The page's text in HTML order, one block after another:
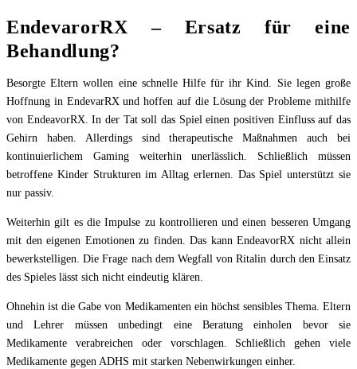
EndevarorRX – Ersatz für eine
Behandlung?
Besorgte Eltern wollen eine schnelle Hilfe für ihr Kind. Sie legen große
Hoffnung in EndevarRX und hoffen auf die Lösung der Probleme mithilfe
von EndeavorRX. In der Tat soll das Spiel einen positiven Einfluss auf das
Gehirn haben. Allerdings sind therapeutische Maßnahmen auch bei
kontinuierlichem Gaming weiterhin unerlässlich. Schließlich müssen
betroffene Kinder Strukturen im Alltag erlernen. Das Spiel unterstützt sie
nur passiv.
Weiterhin gilt es die Impulse zu kontrollieren und einen besseren Umgang
mit den eigenen Emotionen zu finden. Das kann EndeavorRX nicht allein
bewerkstelligen. Die Frage nach dem Wegfall von Ritalin durch den Einsatz
des Spieles lässt sich nicht eindeutig klären.
Ohnehin ist die Gabe von Medikamenten ein höchst sensibles Thema. Eltern
und Lehrer müssen unbedingt eine Beratung einholen bevor sie
Medikamente verabreichen oder vorschlagen. Schließlich gehen viele
Medikamente gegen ADHS mit starken Nebenwirkungen einher.